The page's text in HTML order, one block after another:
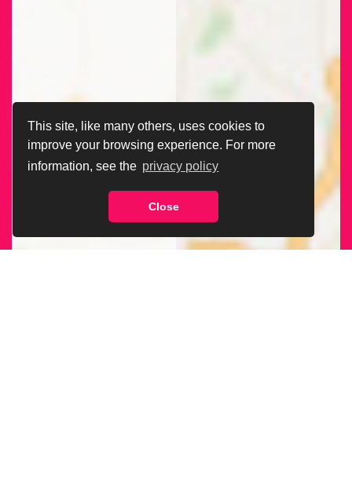
This site, like many others, uses cookies to
improve your browsing experience. For more
information, see the privacy policy
Close